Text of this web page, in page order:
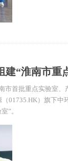
建“淮南市重
市首批重点实验室
01735.HK）旗下
”。